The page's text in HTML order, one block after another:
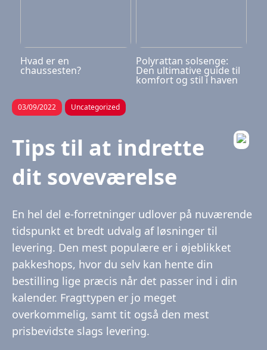
Hvad er en
chaussesten?
Polyrattan solsenge:
Den ultimative guide til
komfort og stil i haven
03/09/2022 Uncategorized
Tips til at indrette
dit soveværelse
En hel del e-forretninger udlover på nuværende
tidspunkt et bredt udvalg af løsninger til
levering. Den mest populære er i øjeblikket
pakkeshops, hvor du selv kan hente din
bestilling lige præcis når det passer ind i din
kalender. Fragttypen er jo meget
overkommelig, samt tit også den mest
prisbevidste slags levering.